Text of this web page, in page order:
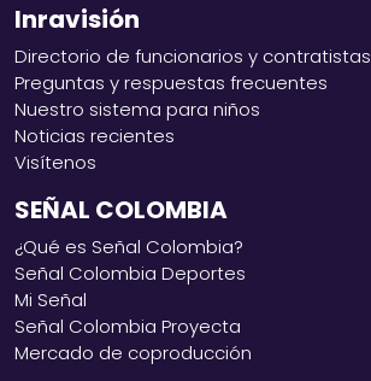
Inravisión
Directorio de funcionarios y contratistas
Preguntas y respuestas frecuentes
Nuestro sistema para niños
Noticias recientes
Visítenos
SEÑAL COLOMBIA
¿Qué es Señal Colombia?
Señal Colombia Deportes
Mi Señal
Señal Colombia Proyecta
Mercado de coproducción